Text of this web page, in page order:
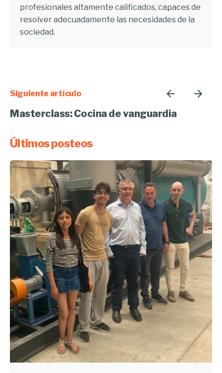
profesionales altamente calificados, capaces de
resolver adecuadamente las necesidades de la
sociedad.
Siguiente artículo
Masterclass: Cocina de vanguardia
Últimos posteos
Enviado por
UHE